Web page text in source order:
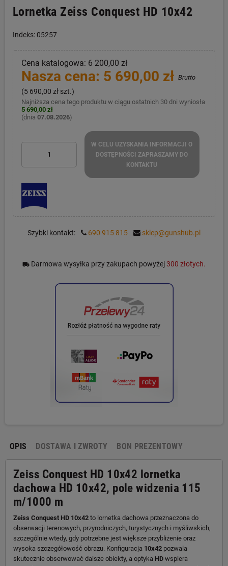
Lornetka Zeiss Conquest HD 10x42
Indeks: 05257
Cena katalogowa: 6 200,00 zł
Nasza cena: 5 690,00 zł Brutto
(5 690,00 zł szt.)
Najniższa cena tego produktu w ciągu ostatnich 30 dni wyniosła
5 690,00 zł
(dnia 07.08.2026)
W CELU UZYSKANIA INFORMACJI O
DOSTĘPNOŚCI ZAPRASZAMY DO
KONTAKTU
Szybki kontakt: 690 915 815 sklep@gunshub.pl
local_shipping Darmowa wysyłka przy zakupach powyżej300 złotych.
OPIS DOSTAWA I ZWROTY BON PREZENTOWY
Zeiss Conquest HD 10x42 lornetka
dachowa HD 10x42, pole widzenia 115
m/1000 m
Zeiss Conquest HD 10x42 to lornetka dachowa przeznaczona do
obserwacji terenowych, przyrodniczych, turystycznych i myśliwskich,
szczególnie wtedy, gdy potrzebne jest większe przybliżenie oraz
wysoka szczegółowość obrazu. Konfiguracja 10x42 pozwala
skutecznie obserwować dalsze obiekty, a optyka HD wspiera